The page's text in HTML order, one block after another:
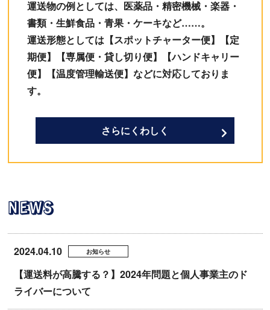
運送物の例としては、医薬品・精密機械・楽器・
書類・生鮮食品・青果・ケーキなど……。
運送形態としては【スポットチャーター便】【定
期便】【専属便・貸し切り便】【ハンドキャリー
便】【温度管理輸送便】などに対応しておりま
す。
さらにくわしく
NEWS
2024.04.10 お知らせ
【運送料が高騰する？】2024年問題と個人事業主のド
ライバーについて